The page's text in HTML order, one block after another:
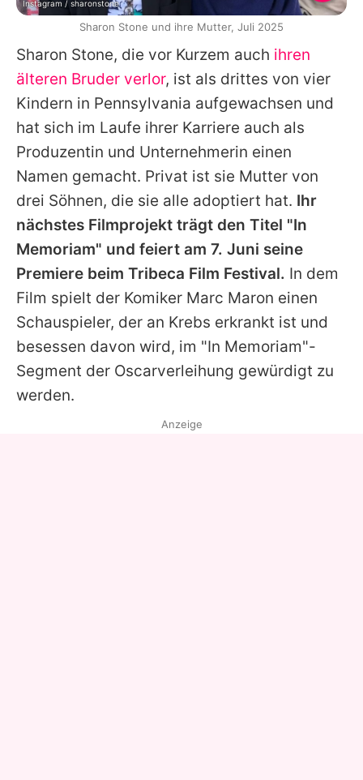
Sharon Stone, die vor Kurzem auch ihren
älteren Bruder verlor, ist als drittes von vier
Kindern in Pennsylvania aufgewachsen und
hat sich im Laufe ihrer Karriere auch als
Produzentin und Unternehmerin einen
Namen gemacht. Privat ist sie Mutter von
drei Söhnen, die sie alle adoptiert hat. Ihr
nächstes Filmprojekt trägt den Titel "In
Memoriam" und feiert am 7. Juni seine
Premiere beim Tribeca Film Festival. In dem
Film spielt der Komiker Marc Maron einen
Schauspieler, der an Krebs erkrankt ist und
besessen davon wird, im "In Memoriam"-
Segment der Oscarverleihung gewürdigt zu
werden.
Instagram / sharonstone
Sharon Stone und ihre Mutter, Juli 2025
Anzeige